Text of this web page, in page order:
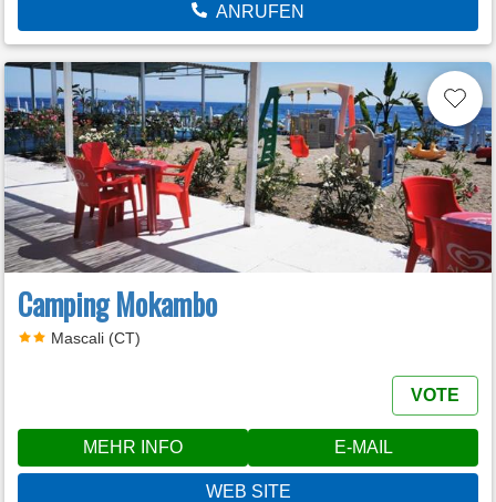
ANRUFEN
Camping Mokambo
Mascali (CT)
VOTE
MEHR INFO E-MAIL
WEB SITE